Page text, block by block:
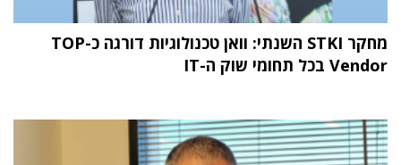
מחקר STKI השנתי: וואן טכנולוגיות דורגה כ-TOP
Vendor בכל תחומי שוק ה-IT